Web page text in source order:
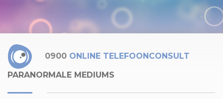
0900 ONLINE TELEFOONCONSULT
PARANORMALE MEDIUMS